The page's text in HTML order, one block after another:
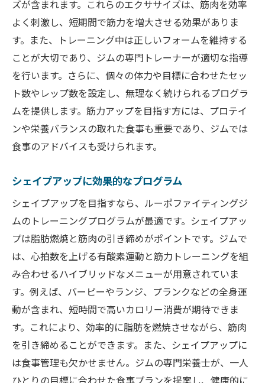
ズが含まれます。これらのエクササイズは、筋肉を効率
よく刺激し、短期間で筋力を増大させる効果がありま
す。また、トレーニング中は正しいフォームを維持する
ことが大切であり、ジムの専門トレーナーが適切な指導
を行います。さらに、個々の体力や目標に合わせたセッ
ト数やレップ数を設定し、無理なく続けられるプログラ
ムを提供します。筋力アップを目指す方には、プロテイ
ンや栄養バランスの取れた食事も重要であり、ジムでは
食事のアドバイスも受けられます。
シェイプアップに効果的なプログラム
シェイプアップを目指すなら、ルーポファイティングジ
ムのトレーニングプログラムが最適です。シェイプアッ
プは脂肪燃焼と筋肉の引き締めがポイントです。ジムで
は、心拍数を上げる有酸素運動と筋力トレーニングを組
み合わせるハイブリッドなメニューが用意されていま
す。例えば、バーピーやランジ、プランクなどの全身運
動が含まれ、短時間で高いカロリー消費が期待できま
す。これにより、効率的に脂肪を燃焼させながら、筋肉
を引き締めることができます。また、シェイプアップに
は食事管理も欠かせません。ジムの専門栄養士が、一人
ひとりの目標に合わせた食事プランを提案し、健康的に